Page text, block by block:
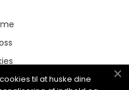
Oss
til at huske dine